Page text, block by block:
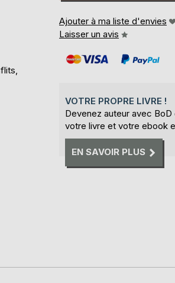
Ajouter à ma liste d'envies
Laisser un avis
VOTRE PROPRE LIVRE !
Devenez auteur avec
votre livre et votre ebook
EN SAVOIR PLUS